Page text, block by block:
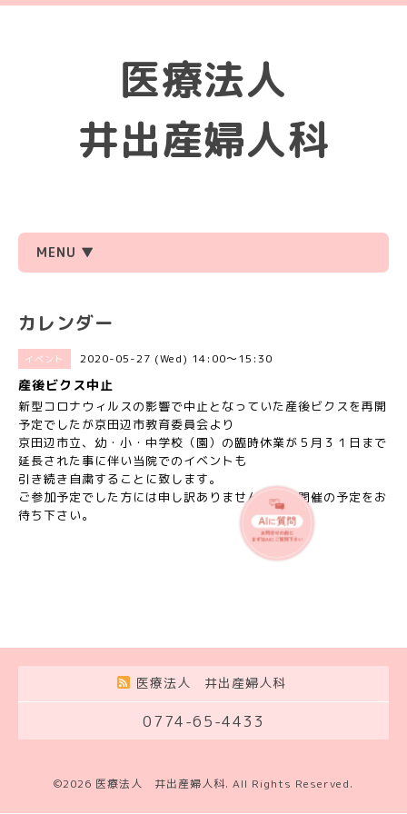
医療法人
井出産婦人科
MENU ▼
カレンダー
イベント 2020-05-27 (Wed) 14:00～15:30
産後ビクス中止
新型コロナウィルスの影響で中止となっていた産後ビクスを再開
予定でしたが京田辺市教育委員会より
京田辺市立、幼・小・中学校（園）の臨時休業が５月３１日まで
延長された事に伴い当院でのイベントも
引き続き自粛することに致します。
ご参加予定でした方には申し訳ありませんが次回開催の予定をお
待ち下さい。
医療法人 井出産婦人科
0774-65-4433
©2026 医療法人 井出産婦人科. All Rights Reserved.